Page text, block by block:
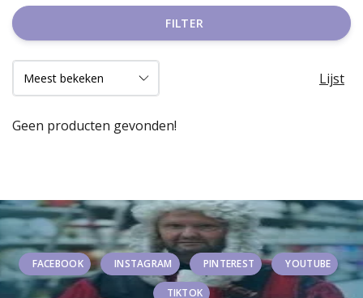
FILTER
Lijst
Geen producten gevonden!
FACEBOOK INSTAGRAM PINTEREST YOUTUBE
TIKTOK